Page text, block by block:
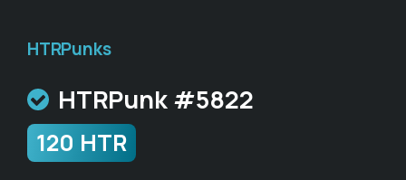
HTRPunks
HTRPunk #5822
120 HTR